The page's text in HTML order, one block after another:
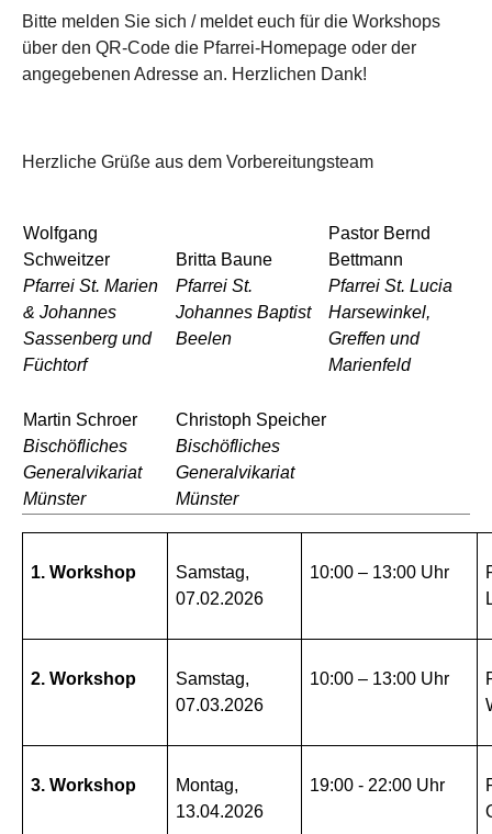
Bitte melden Sie sich / meldet euch für die Workshops
über den QR-Code die Pfarrei-Homepage oder der
angegebenen Adresse an. Herzlichen Dank!
Herzliche Grüße aus dem Vorbereitungsteam
Wolfgang
Schweitzer
Pfarrei St. Marien
& Johannes
Sassenberg und
Füchtorf
Britta Baune
Pfarrei St.
Johannes Baptist
Beelen
Pastor Bernd
Bettmann
Pfarrei St. Lucia
Harsewinkel,
Greffen und
Marienfeld
Martin Schroer
Bischöfliches
Generalvikariat
Münster
Christoph Speicher
Bischöfliches
Generalvikariat
Münster
1. Workshop
Samstag,
07.02.2026
10:00 – 13:00 Uhr
2. Workshop
Samstag,
07.03.2026
10:00 – 13:00 Uhr
3. Workshop
Montag,
13.04.2026
19:00 - 22:00 Uhr